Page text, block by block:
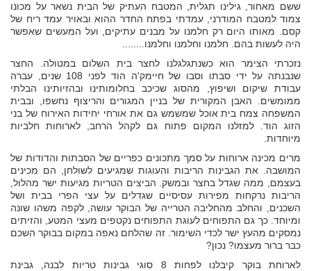
ששם מאחור, גילינו תגלית, המטבח העתיק של הבית נשאר על מכונו
צמוד למטבח המודרני, עמדתי בפתח החדר ההוא ובאויר עמד ריח של
קסם. מאותו היום רק חלמנו על מבנים עתיקים, ועל המעשים שאפשר
היה לעשות בהם. חלמנו וחלמנו וחלמנו........
נזכרתי הצימר הוא כשנתגלגלנו לחצר בית השלום במטולה. החצר
שנבנתה על ידי סבתו וסבו של חיימק'ה הוד לפני 108 שנים, עברה
עבודת שיקום ושיפוץ, מהסוג שכיכב בחלומותינו ובהזיותינו הבלתי
ממומשים. האבן המקורית של בניין המגורים והריצוף נחשפו, ובבית
המשפחה צמח בית אוכל שמשמש גם את אורחי יחידות האירוח של בני
הזוג הוד. למזלנו המקום פתוח גם לקהל הרחב, לארוחות חלביות
מיוחדות.
מרים מכינה ארוחות על סמך מתכונים כפריים של הסבתות והדודות של
המושבה. את הגבינות הריבות והעוגות שמגיעים לשולחן, הם מכינים
בעצמם, ממה שגדל בחצר ובמשק. הביצים הטריות מגיעות ישר מהלול,
הריבות נרקחות מפירות עסיסיים שגדלים על עצי הפרי בבית ושל
השכנים, והחלב מהחליבה הטרייה של הבוקר עושה, לקפה משהו שונה
ומיוחד. כך גם התפוחים לעוגת התפוחים נקטפים מעצי המטע, והזיתים
נמסקים מהעץ ישר לכדי השימור. זה שהלחם נאפה במקום בבוקר השכם
כבר ברור מעצמו? נכון?
לארוחת בוקר קיבלנו לפחות 8 סוגי גבינות טריות לבנה, גבינת